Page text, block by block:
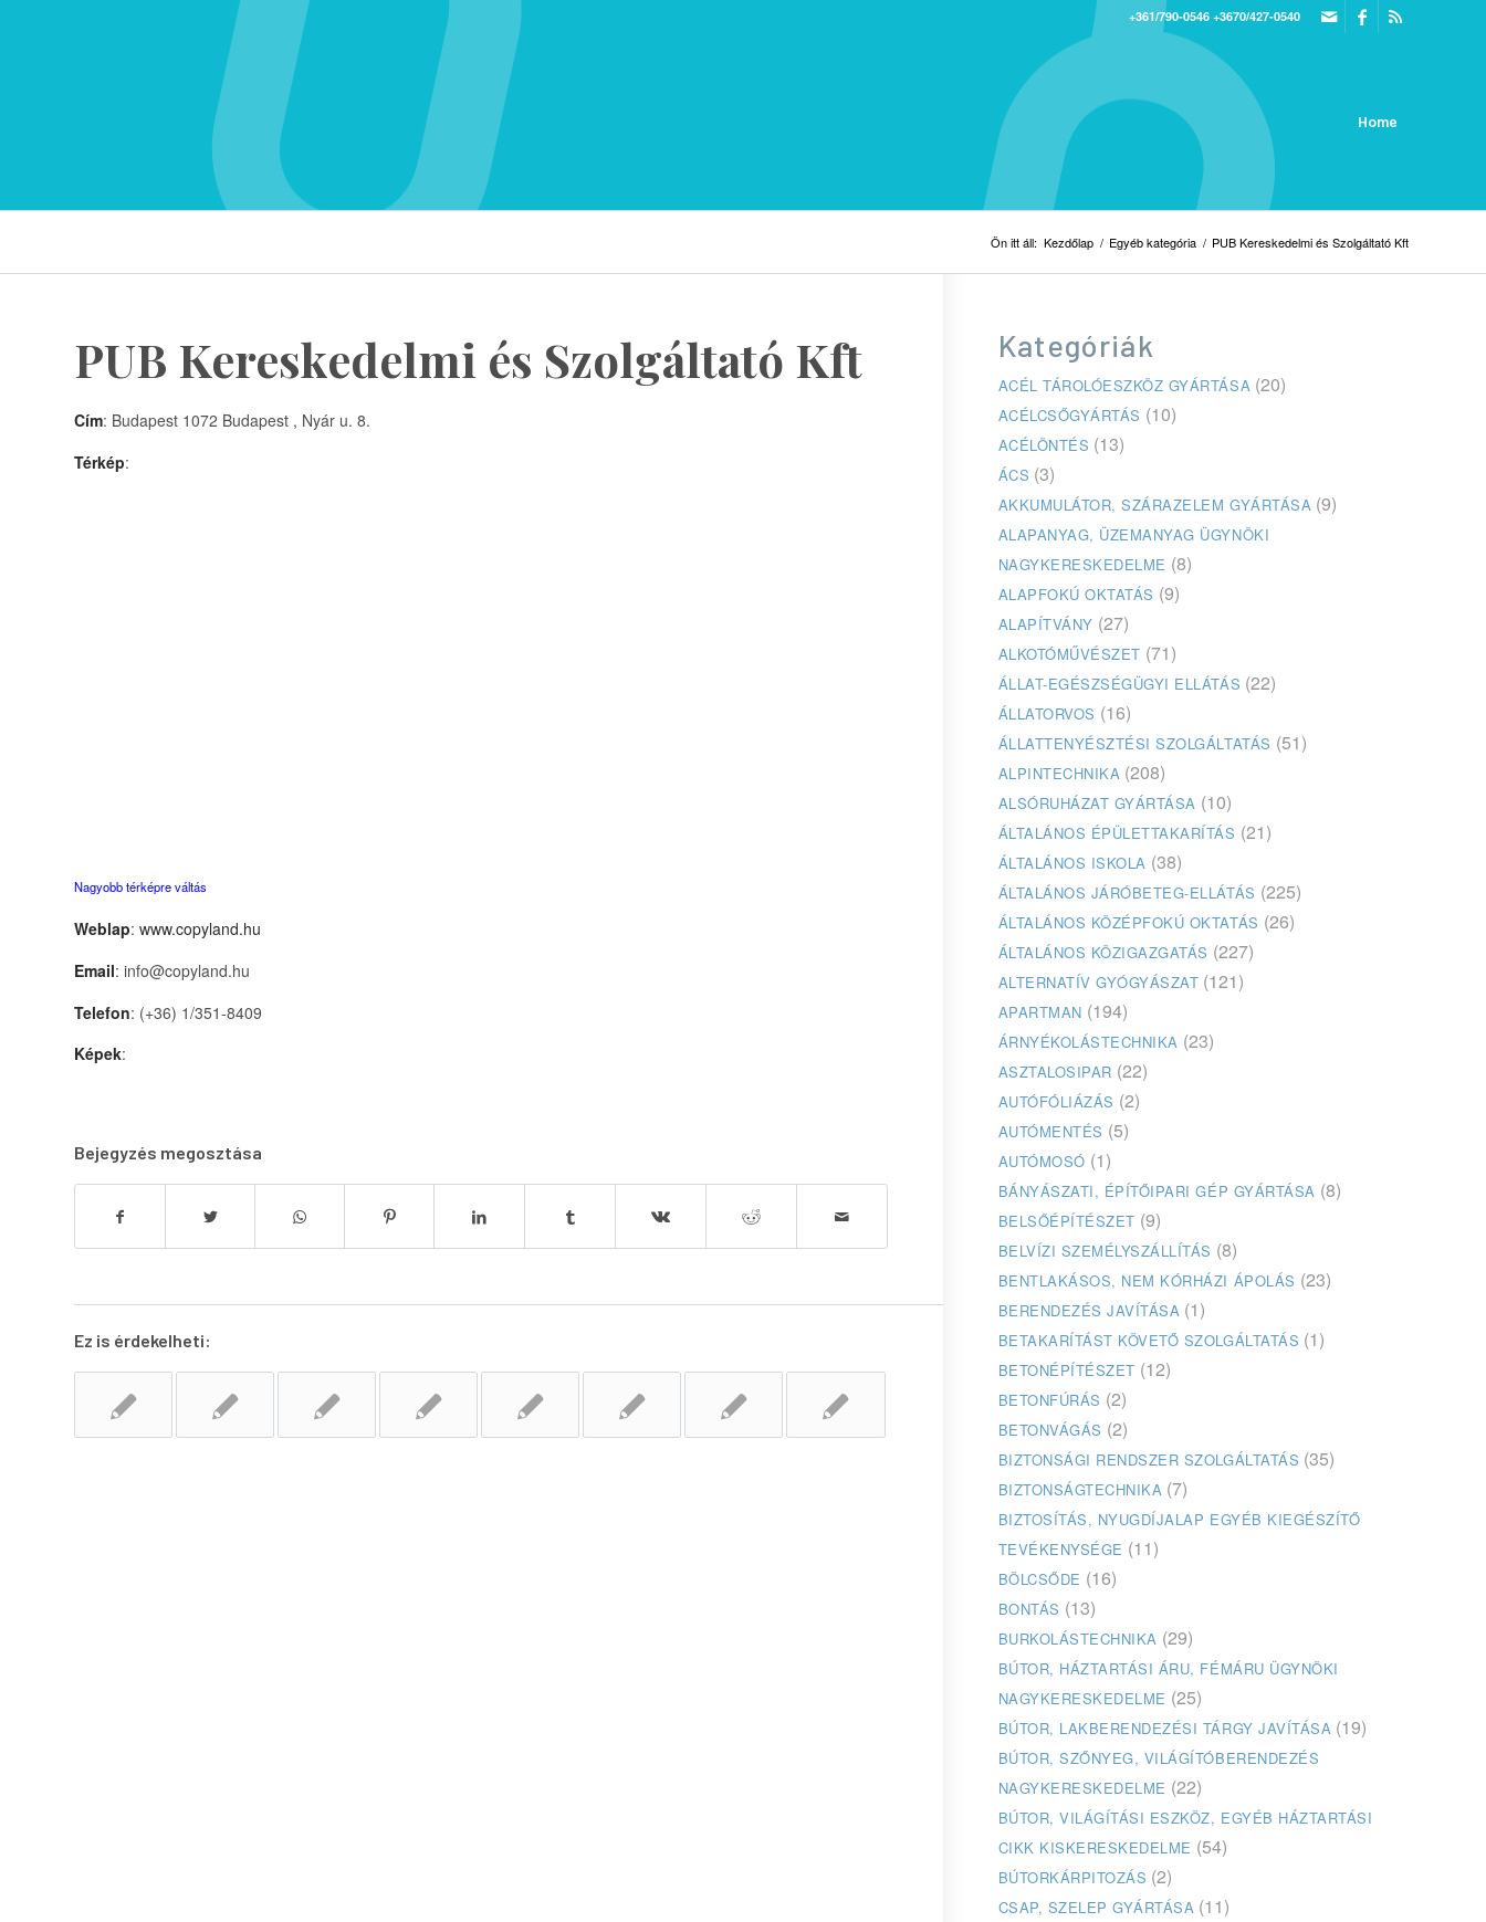
+361/790-0546 +3670/427-0540
Home
Ön itt áll: Kezdőlap / Egyéb kategória / PUB Kereskedelmi és Szolgáltató Kft
PUB Kereskedelmi és Szolgáltató Kft
Cím: Budapest 1072 Budapest , Nyár u. 8.
Térkép:
Nagyobb térképre váltás
Weblap: www.copyland.hu
Email: info@copyland.hu
Telefon: (+36) 1/351-8409
Képek:
Bejegyzés megosztása
Ez is érdekelheti:
Kategóriák
ACÉL TÁROLÓESZKÖZ GYÁRTÁSA (20)
ACÉLCSŐGYÁRTÁS (10)
ACÉLÖNTÉS (13)
ÁCS (3)
AKKUMULÁTOR, SZÁRAZELEM GYÁRTÁSA (9)
ALAPANYAG, ÜZEMANYAG ÜGYNÖKI
NAGYKERESKEDELME (8)
ALAPFOKÚ OKTATÁS (9)
ALAPÍTVÁNY (27)
ALKOTÓMŰVÉSZET (71)
ÁLLAT-EGÉSZSÉGÜGYI ELLÁTÁS (22)
ÁLLATORVOS (16)
ÁLLATTENYÉSZTÉSI SZOLGÁLTATÁS (51)
ALPINTECHNIKA (208)
ALSÓRUHÁZAT GYÁRTÁSA (10)
ÁLTALÁNOS ÉPÜLETTAKARÍTÁS (21)
ÁLTALÁNOS ISKOLA (38)
ÁLTALÁNOS JÁRÓBETEG-ELLÁTÁS (225)
ÁLTALÁNOS KÖZÉPFOKÚ OKTATÁS (26)
ÁLTALÁNOS KÖZIGAZGATÁS (227)
ALTERNATÍV GYÓGYÁSZAT (121)
APARTMAN (194)
ÁRNYÉKOLÁSTECHNIKA (23)
ASZTALOSIPAR (22)
AUTÓFÓLIÁZÁS (2)
AUTÓMENTÉS (5)
AUTÓMOSÓ (1)
BÁNYÁSZATI, ÉPÍTŐIPARI GÉP GYÁRTÁSA (8)
BELSŐÉPÍTÉSZET (9)
BELVÍZI SZEMÉLYSZÁLLÍTÁS (8)
BENTLAKÁSOS, NEM KÓRHÁZI ÁPOLÁS (23)
BERENDEZÉS JAVÍTÁSA (1)
BETAKARÍTÁST KÖVETŐ SZOLGÁLTATÁS (1)
BETONÉPÍTÉSZET (12)
BETONFÚRÁS (2)
BETONVÁGÁS (2)
BIZTONSÁGI RENDSZER SZOLGÁLTATÁS (35)
BIZTONSÁGTECHNIKA (7)
BIZTOSÍTÁS, NYUGDÍJALAP EGYÉB KIEGÉSZÍTŐ
TEVÉKENYSÉGE (11)
BÖLCSŐDE (16)
BONTÁS (13)
BURKOLÁSTECHNIKA (29)
BÚTOR, HÁZTARTÁSI ÁRU, FÉMÁRU ÜGYNÖKI
NAGYKERESKEDELME (25)
BÚTOR, LAKBERENDEZÉSI TÁRGY JAVÍTÁSA (19)
BÚTOR, SZŐNYEG, VILÁGÍTÓBERENDEZÉS
NAGYKERESKEDELME (22)
BÚTOR, VILÁGÍTÁSI ESZKÖZ, EGYÉB HÁZTARTÁSI
CIKK KISKERESKEDELME (54)
BÚTORKÁRPITOZÁS (2)
CSAP, SZELEP GYÁRTÁSA (11)